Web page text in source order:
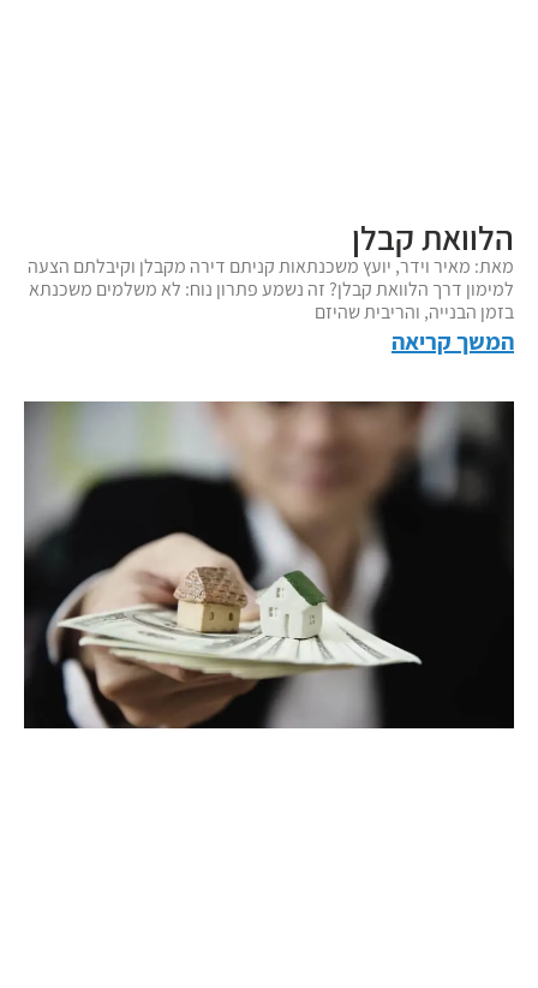
הלוואת קבלן
מאת: מאיר וידר, יועץ משכנתאות קניתם דירה מקבלן וקיבלתם הצעה
למימון דרך הלוואת קבלן? זה נשמע פתרון נוח: לא משלמים משכנתא
בזמן הבנייה, והריבית שהיזם
המשך קריאה